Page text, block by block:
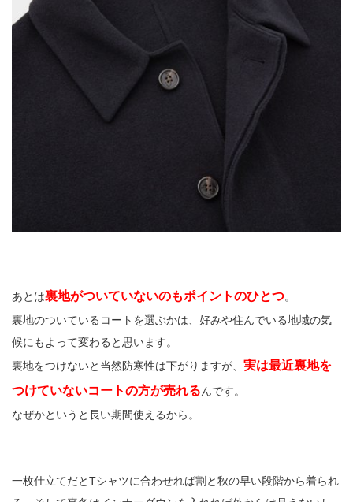
あとは裏地がついていないのもポイントのひとつ。
裏地のついているコートを選ぶかは、好みや住んでいる地域の気
候にもよって変わると思います。
裏地をつけないと当然防寒性は下がりますが、 実は最近裏地を
つけていないコートの方が売れるんです。
なぜかというと長い期間使えるから。
一枚仕立てだとTシャツに合わせれば割と秋の早い段階から着られ